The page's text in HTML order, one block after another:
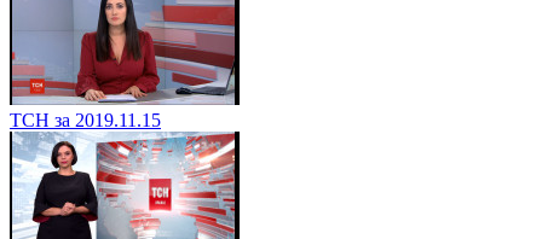
ТСН за 2019.11.15